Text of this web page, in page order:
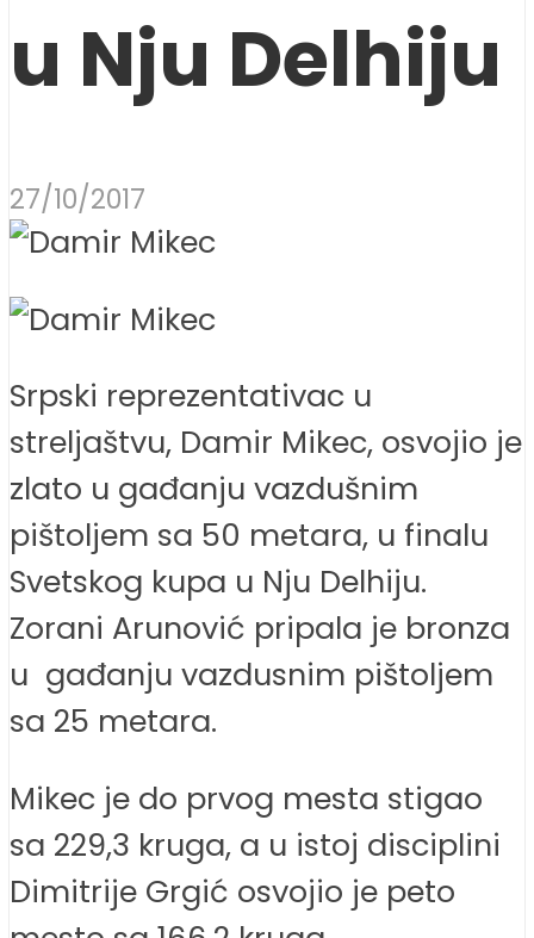
u Nju Delhiju
27/10/2017
Srpski reprezentativac u
streljaštvu, Damir Mikec, osvojio je
zlato u gađanju vazdušnim
pištoljem sa 50 metara, u finalu
Svetskog kupa u Nju Delhiju.
Zorani Arunović pripala je bronza
u gađanju vazdusnim pištoljem
sa 25 metara.
Mikec je do prvog mesta stigao
sa 229,3 kruga, a u istoj disciplini
Dimitrije Grgić osvojio je peto